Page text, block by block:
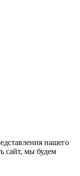
нашего
сайт, мы будем